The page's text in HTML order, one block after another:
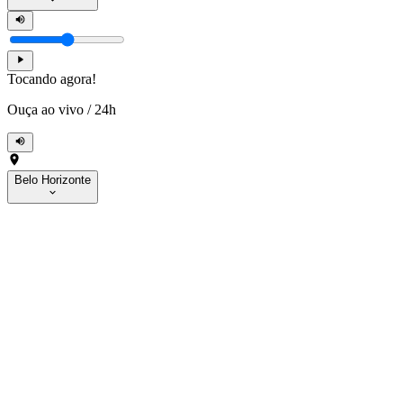
Tocando agora!
Ouça ao vivo / 24h
Belo Horizonte